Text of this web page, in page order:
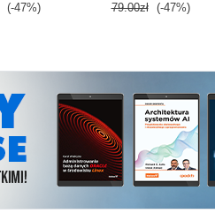
(-47%) 79.00zł (-47%)